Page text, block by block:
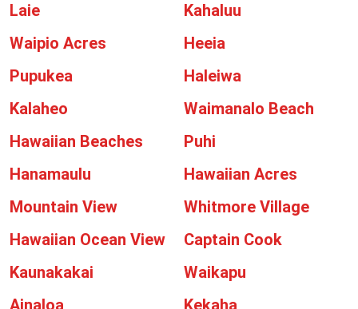
Laie
Kahaluu
Waipio Acres
Heeia
Pupukea
Haleiwa
Kalaheo
Waimanalo Beach
Hawaiian Beaches
Puhi
Hanamaulu
Hawaiian Acres
Mountain View
Whitmore Village
Hawaiian Ocean View
Captain Cook
Kaunakakai
Waikapu
Ainaloa
Kekaha